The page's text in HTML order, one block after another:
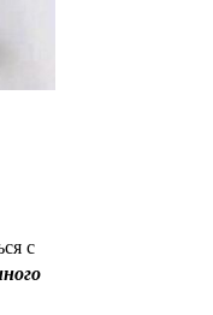
с